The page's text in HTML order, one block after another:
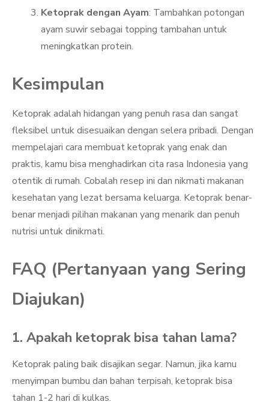
Ketoprak dengan Ayam: Tambahkan potongan
ayam suwir sebagai topping tambahan untuk
meningkatkan protein.
Kesimpulan
Ketoprak adalah hidangan yang penuh rasa dan sangat
fleksibel untuk disesuaikan dengan selera pribadi. Dengan
mempelajari cara membuat ketoprak yang enak dan
praktis, kamu bisa menghadirkan cita rasa Indonesia yang
otentik di rumah. Cobalah resep ini dan nikmati makanan
kesehatan yang lezat bersama keluarga. Ketoprak benar-
benar menjadi pilihan makanan yang menarik dan penuh
nutrisi untuk dinikmati.
FAQ (Pertanyaan yang Sering
Diajukan)
1. Apakah ketoprak bisa tahan lama?
Ketoprak paling baik disajikan segar. Namun, jika kamu
menyimpan bumbu dan bahan terpisah, ketoprak bisa
tahan 1-2 hari di kulkas.